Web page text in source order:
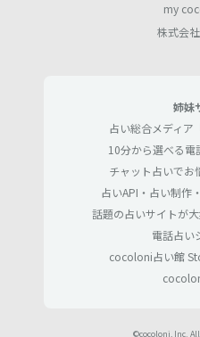
my
株式会
姉妹
占い総合メディア
10分から選べる電
チャット占いでお
占いAPI・占い制作
話題の占いサイトが
電話占い
cocoloni占い館
©cocoloni, Inc.